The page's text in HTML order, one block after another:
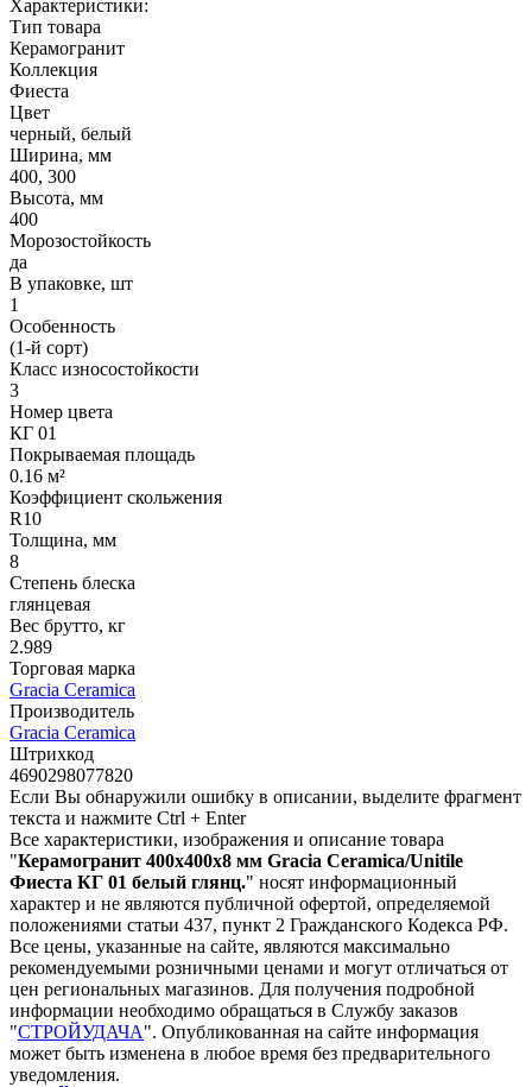
Характеристики:
Тип товара
Керамогранит
Коллекция
Фиеста
Цвет
черный, белый
Ширина, мм
400, 300
Высота, мм
400
Морозостойкость
да
В упаковке, шт
1
Особенность
(1-й сорт)
Класс износостойкости
3
Номер цвета
КГ 01
Покрываемая площадь
0.16 м²
Коэффициент скольжения
R10
Толщина, мм
8
Степень блеска
глянцевая
Вес брутто, кг
2.989
Торговая марка
Gracia Ceramica
Производитель
Gracia Ceramica
Штрихкод
4690298077820
Если Вы обнаружили ошибку в описании, выделите фрагмент
текста и нажмите Ctrl + Enter
Все характеристики, изображения и описание товара
"Керамогранит 400х400х8 мм Gracia Ceramica/Unitile
Фиеста КГ 01 белый глянц." носят информационный
характер и не являются публичной офертой, определяемой
положениями статьи 437, пункт 2 Гражданского Кодекса РФ.
Все цены, указанные на сайте, являются максимально
рекомендуемыми розничными ценами и могут отличаться от
цен региональных магазинов. Для получения подробной
информации необходимо обращаться в Службу заказов
"СТРОЙУДАЧА". Опубликованная на сайте информация
может быть изменена в любое время без предварительного
уведомления.